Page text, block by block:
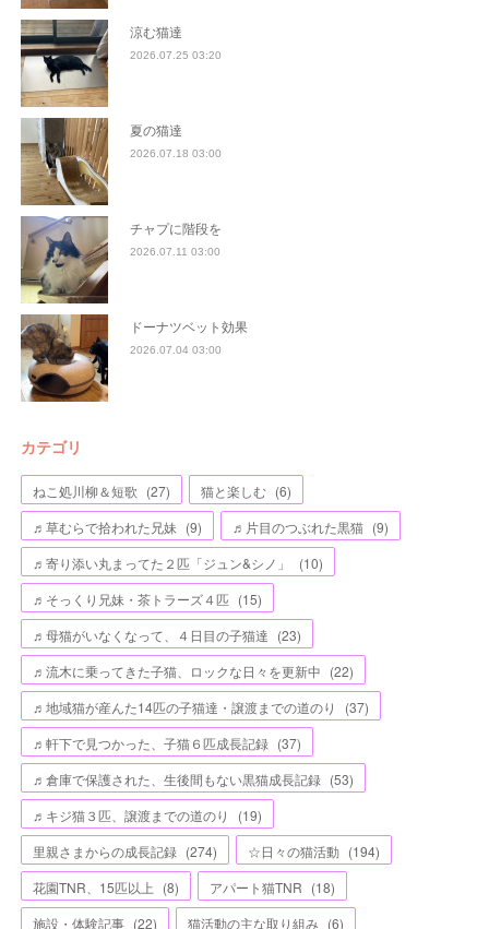
涼む猫達
2026.07.25 03:20
夏の猫達
2026.07.18 03:00
チャプに階段を
2026.07.11 03:00
ドーナツベット効果
2026.07.04 03:00
カテゴリ
ねこ処川柳＆短歌 (27) 猫と楽しむ (6)
♬草むらで拾われた兄妹 (9) ♬片目のつぶれた黒猫 (9)
♬寄り添い丸まってた２匹「ジュン&シノ」
(10)
♬そっくり兄妹・茶トラーズ４匹 (15)
♬母猫がいなくなって、４日目の子猫達 (23)
♬流木に乗ってきた子猫、ロックな日々を更新中 (22)
♬地域猫が産んた14匹の子猫達・譲渡までの道のり
(37)
♬軒下で見つかった、子猫６匹成長記録 (37)
♬倉庫で保護された、生後間もない黒猫成長記録 (53)
♬キジ猫３匹、譲渡までの道のり
(19)
里親さまからの成長記録 (274) ☆日々の猫活動 (194)
花園TNR、15匹以上 (8) アパート猫TNR (18)
施設・体験記事 (22) 猫活動の主な取り組み (6)